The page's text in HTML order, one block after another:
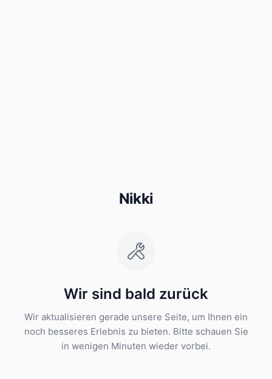
Nikki
Wir sind bald zurück
Wir aktualisieren gerade unsere Seite, um Ihnen ein
noch besseres Erlebnis zu bieten. Bitte schauen Sie
in wenigen Minuten wieder vorbei.